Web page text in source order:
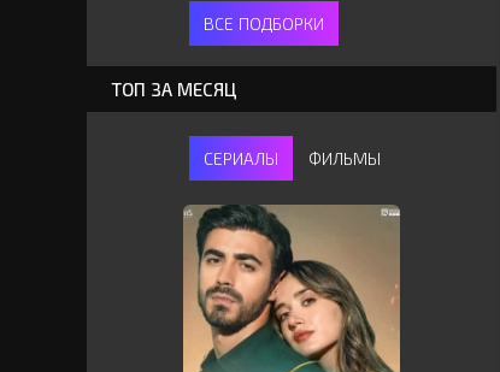
ВСЕ ПОДБОРКИ
ТОП ЗА МЕСЯЦ
СЕРИАЛЫ ФИЛЬМЫ